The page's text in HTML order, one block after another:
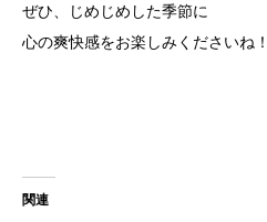
ぜひ、じめじめした季節に
心の爽快感をお楽しみくださいね！
関連